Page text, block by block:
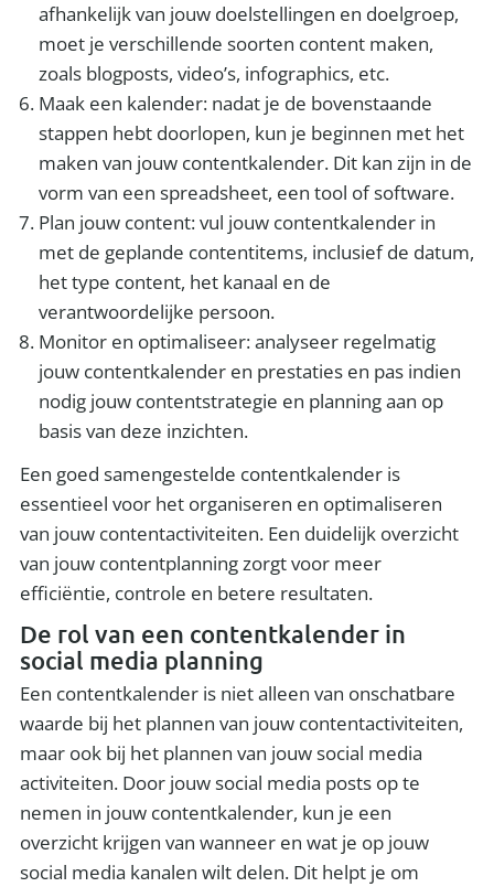
afhankelijk van jouw doelstellingen en doelgroep,
moet je verschillende soorten content maken,
zoals blogposts, video’s, infographics, etc.
Maak een kalender: nadat je de bovenstaande
stappen hebt doorlopen, kun je beginnen met het
maken van jouw contentkalender. Dit kan zijn in de
vorm van een spreadsheet, een tool of software.
Plan jouw content: vul jouw contentkalender in
met de geplande contentitems, inclusief de datum,
het type content, het kanaal en de
verantwoordelijke persoon.
Monitor en optimaliseer: analyseer regelmatig
jouw contentkalender en prestaties en pas indien
nodig jouw contentstrategie en planning aan op
basis van deze inzichten.
Een goed samengestelde contentkalender is
essentieel voor het organiseren en optimaliseren
van jouw contentactiviteiten. Een duidelijk overzicht
van jouw contentplanning zorgt voor meer
efficiëntie, controle en betere resultaten.
De rol van een contentkalender in
social media planning
Een contentkalender is niet alleen van onschatbare
waarde bij het plannen van jouw contentactiviteiten,
maar ook bij het plannen van jouw social media
activiteiten. Door jouw social media posts op te
nemen in jouw contentkalender, kun je een
overzicht krijgen van wanneer en wat je op jouw
social media kanalen wilt delen. Dit helpt je om